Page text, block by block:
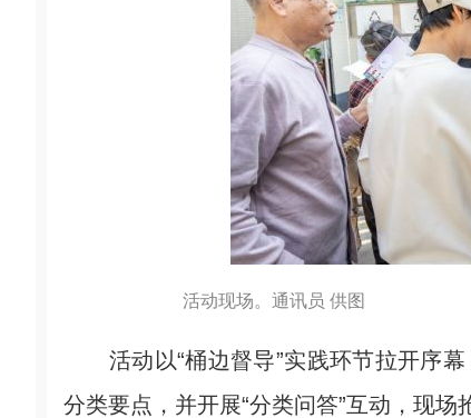
活动现场。通讯员 供图
活动以“桶边督导”实践环节拉开序幕
分类要点，并开展“分类问答”互动，现场